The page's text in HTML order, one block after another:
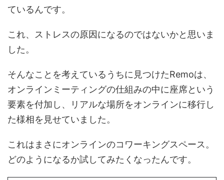
ているんです。
これ、ストレスの原因になるのではないかと思いま
した。
そんなことを考えているうちに見つけたRemoは、
オンラインミーティングの仕組みの中に座席という
要素を付加し、リアルな場所をオンラインに移行し
た様相を見せていました。
これはまさにオンラインのコワーキングスペース。
どのようになるか試してみたくなったんです。